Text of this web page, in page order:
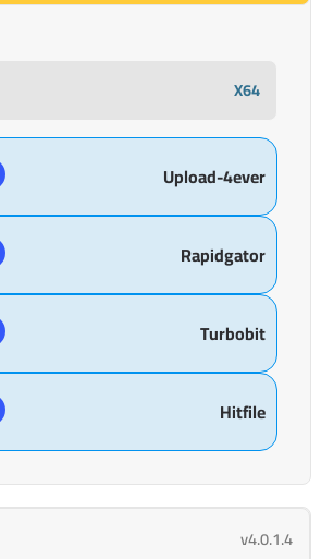
X64
Upload-4ever
Rapidgator
Turbobit
Hitfile
v4.0.1.4